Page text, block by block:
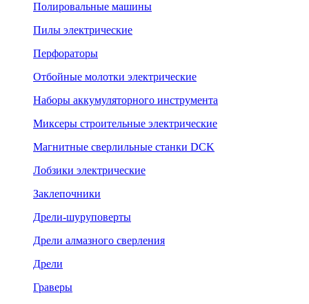
Полировальные машины
Пилы электрические
Перфораторы
Отбойные молотки электрические
Наборы аккумуляторного инструмента
Миксеры строительные электрические
Магнитные сверлильные станки DCK
Лобзики электрические
Заклепочники
Дрели-шуруповерты
Дрели алмазного сверления
Дрели
Граверы